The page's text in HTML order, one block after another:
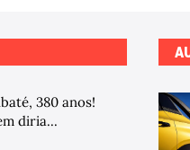
380 anos!
diria...